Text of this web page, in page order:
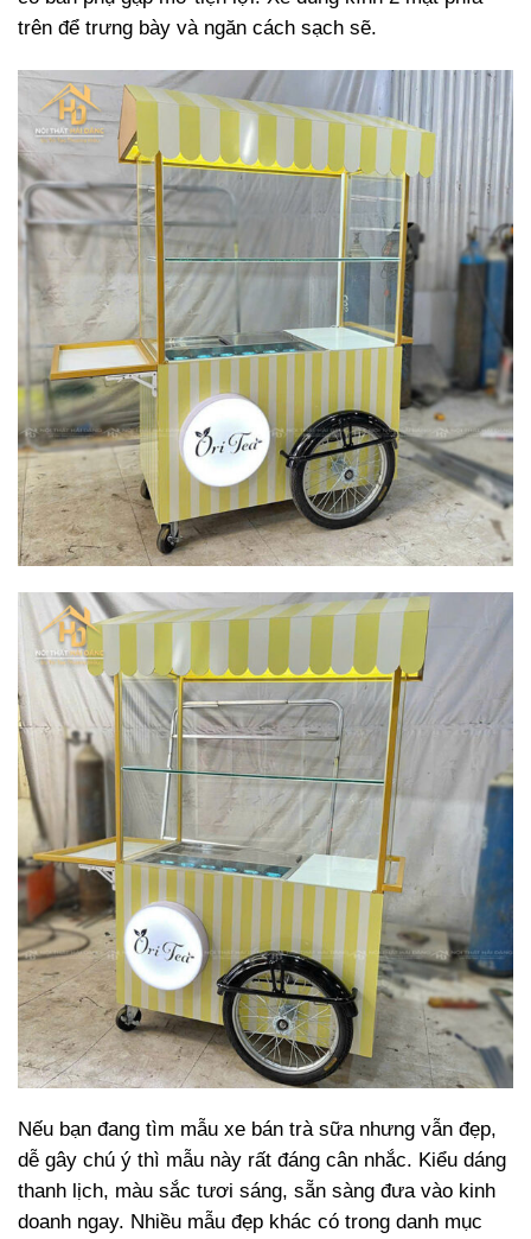
trên để trưng bày và ngăn cách sạch sẽ.
Nếu bạn đang tìm mẫu xe bán trà sữa nhưng vẫn đẹp,
dễ gây chú ý thì mẫu này rất đáng cân nhắc. Kiểu dáng
thanh lịch, màu sắc tươi sáng, sẵn sàng đưa vào kinh
doanh ngay. Nhiều mẫu đẹp khác có trong danh mục